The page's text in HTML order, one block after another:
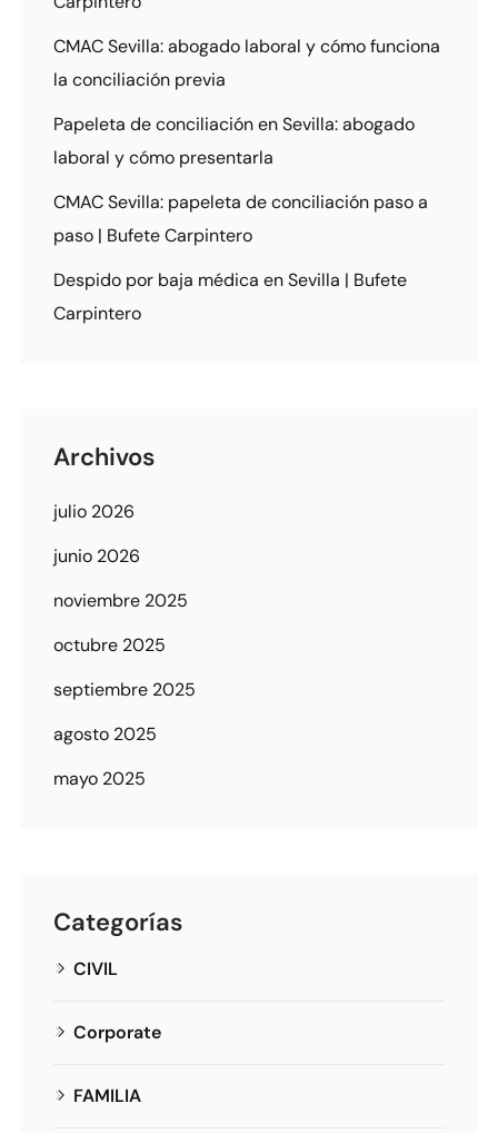
CMAC Sevilla: abogado laboral y cómo funciona
la conciliación previa
Papeleta de conciliación en Sevilla: abogado
laboral y cómo presentarla
CMAC Sevilla: papeleta de conciliación paso a
paso | Bufete Carpintero
Despido por baja médica en Sevilla | Bufete
Carpintero
Archivos
julio 2026
junio 2026
noviembre 2025
octubre 2025
septiembre 2025
agosto 2025
mayo 2025
Categorías
CIVIL
Corporate
FAMILIA